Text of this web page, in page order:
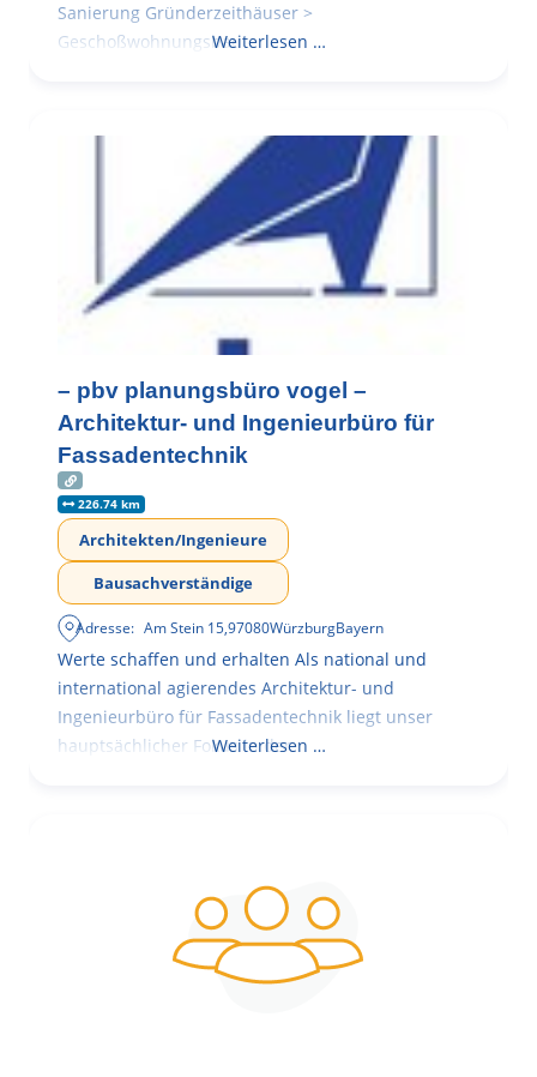
Sanierung Gründerzeithäuser >
GeschoßwohnungsbauWeiterlesen …
– pbv planungsbüro vogel –
Architektur- und Ingenieurbüro für
Fassadentechnik
226.74 km
Architekten/Ingenieure
Bausachverständige
Adresse: Am Stein 15,97080WürzburgBayern
Werte schaffen und erhalten Als national und
international agierendes Architektur- und
Ingenieurbüro für Fassadentechnik liegt unser
hauptsächlicher Fokus in der
Weiterlesen …